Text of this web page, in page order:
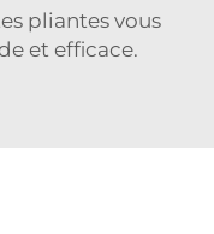
pliantes vous
et efficace.